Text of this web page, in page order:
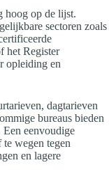
hoog op de lijst.
sectoren zoals
het Register
opleiding en
dagtarieven
bureaus bieden
eenvoudige
wegen tegen
en lagere